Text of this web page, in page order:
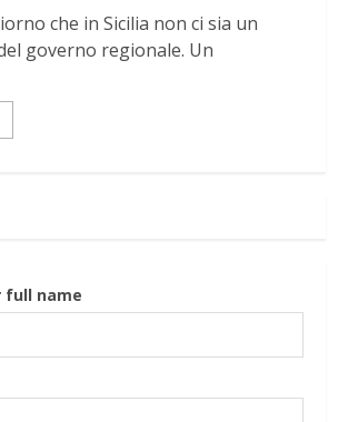
che in Sicilia non ci sia un
governo regionale. Un
full name